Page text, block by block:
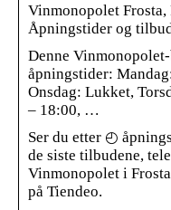
Vinmonopolet Frosta,
Åpningstider og
Denne
åpningstider:
Onsdag: Lukket,
– 18:00, …
Ser du etter ◴
de siste tilbudene,
Vinmonopolet i
på Tiendeo.